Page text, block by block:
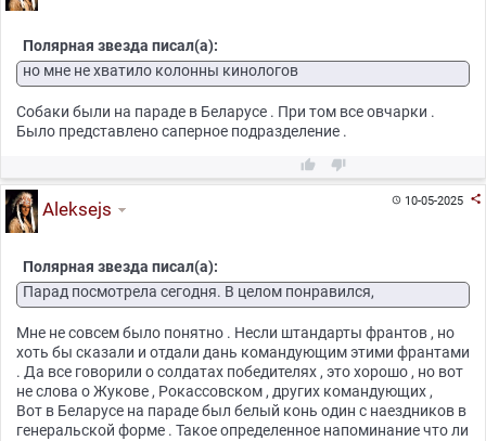
Полярная звезда писал(а):
но мне не хватило колонны кинологов
Собаки были на параде в Беларусе . При том все овчарки .
Было представлено саперное подразделение .
 
10-05-2025 
Aleksejs
Полярная звезда писал(а):
Парад посмотрела сегодня. В целом понравился,
Мне не совсем было понятно . Несли штандарты франтов , но
хоть бы сказали и отдали дань командующим этими франтами
. Да все говорили о солдатах победителях , это хорошо , но вот
не слова о Жукове , Рокассовском , других командующих ,
Вот в Беларусе на параде был белый конь один с наездников в
генеральской форме . Такое определенное напоминание что ли